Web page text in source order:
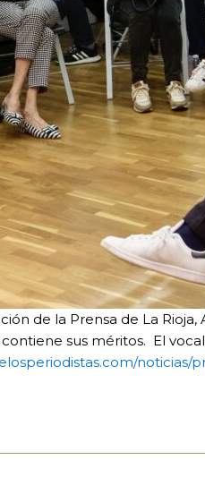
de la Prensa de La
sus méritos. El